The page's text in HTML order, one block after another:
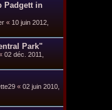
Padgett in
« 10 juin 2012,
Park"
02 déc. 2011,
« 02 juin 2010,